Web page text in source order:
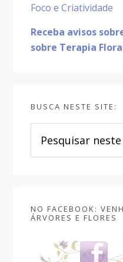
Foco e Criatividade
Receba avisos
sobre Terapia
BUSCA NESTE SITE:
neste
site
NO FACEBOOK:
ÁRVORES E FLORES